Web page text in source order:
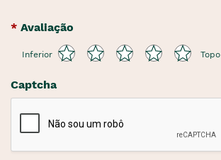
Avaliação
Inferior Topo
Captcha